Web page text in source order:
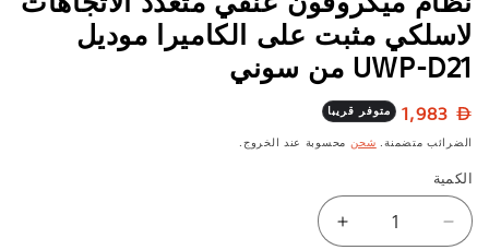
لاسلكي مثبت على الكاميرا موديل
UWP-D21 من سوني
السعر
العادي
متوفر قريبا
الضرائب متضمنة. شحن محسوبة عند الخروج.
الكمية
زيادة